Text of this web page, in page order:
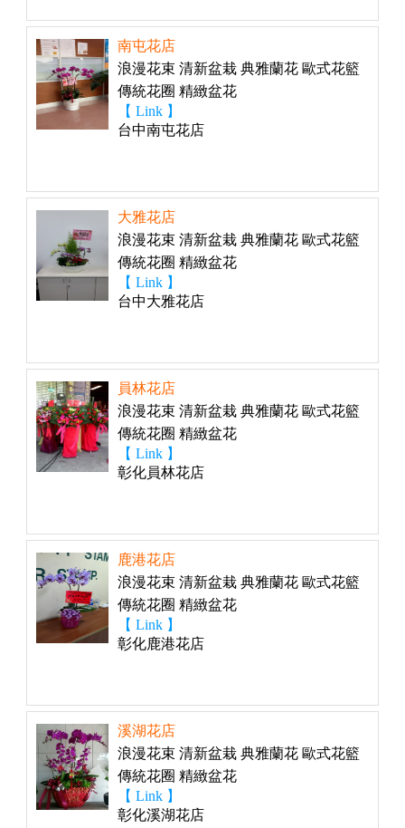
南屯花店
浪漫花束 清新盆栽 典雅蘭花 歐式花籃
傳統花圈 精緻盆花
【 Link 】
台中南屯花店
大雅花店
浪漫花束 清新盆栽 典雅蘭花 歐式花籃
傳統花圈 精緻盆花
【 Link 】
台中大雅花店
員林花店
浪漫花束 清新盆栽 典雅蘭花 歐式花籃
傳統花圈 精緻盆花
【 Link 】
彰化員林花店
鹿港花店
浪漫花束 清新盆栽 典雅蘭花 歐式花籃
傳統花圈 精緻盆花
【 Link 】
彰化鹿港花店
溪湖花店
浪漫花束 清新盆栽 典雅蘭花 歐式花籃
傳統花圈 精緻盆花
【 Link 】
彰化溪湖花店